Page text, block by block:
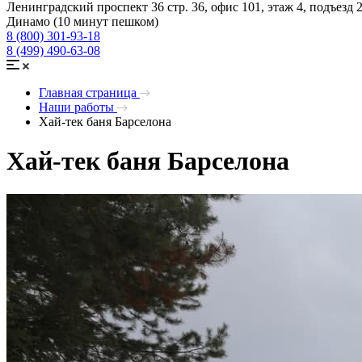
Ленинградский проспект 36 стр. 36, офис 101, этаж 4, подъезд 2
Динамо (10 минут пешком)
8 (800) 301-93-18
8 (499) 490-63-08
Главная страница
Наши работы
Хай-тек баня Барселона
Хай-тек баня Барселона